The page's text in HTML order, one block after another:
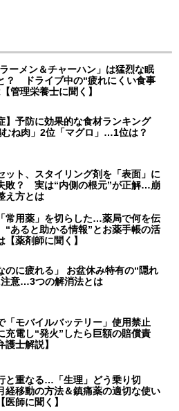
ーメン＆チャーハン」は猛烈な眠
？ ドライブ中の“疲れにくい食事
管理栄養士に聞く】
】予防に効果的な食材ランキング
ね肉」2位「マグロ」…1位は？
ット、スタイリング剤を「表面」に
敗？ 実は“内側の根元”が正解…崩
え方とは
常用薬」を切らした…薬局で何を伝
あると助かる情報”とお薬手帳の活
【薬剤師に聞く】
のに疲れる」 お盆休み特有の“隠れ
注意…3つの解消法とは
「モバイルバッテリー」使用禁止
充電し“発火”したら巨額の賠償責
護士解説】
と重なる…「生理」どう乗り切
移動の方法＆鎮痛薬の適切な使い
医師に聞く】